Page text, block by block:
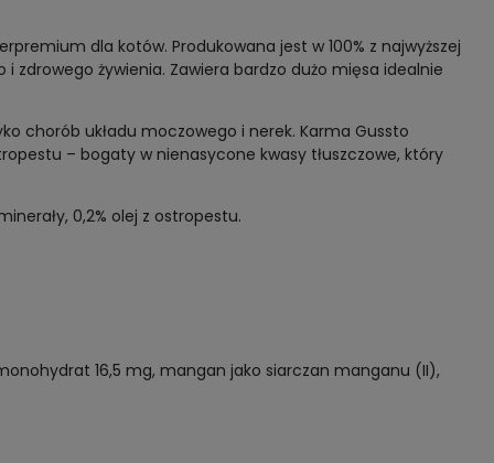
dla kotów. Produkowana jest w 100% z najwyższej
żywienia. Zawiera bardzo dużo mięsa idealnie
chorób układu moczowego i nerek. Karma Gussto
– bogaty w nienasycone kwasy tłuszczowe, który
0,2% olej z ostropestu.
16,5 mg, mangan jako siarczan manganu (II),